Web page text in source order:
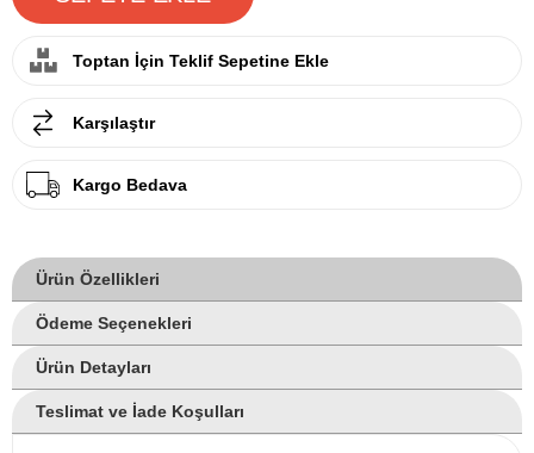
Toptan İçin Teklif Sepetine Ekle
Karşılaştır
Kargo Bedava
Ürün Özellikleri
Ödeme Seçenekleri
Ürün Detayları
Teslimat ve İade Koşulları